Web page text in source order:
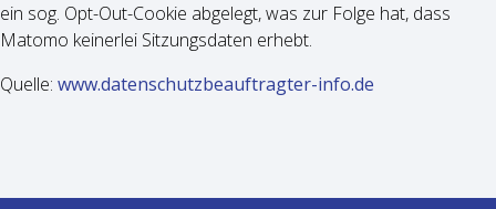
ein sog. Opt-Out-Cookie abgelegt, was zur Folge hat, dass
Matomo kei­ner­lei Sit­zungs­da­ten erhebt.
Quelle: www.datenschutzbeauftragter-info.de